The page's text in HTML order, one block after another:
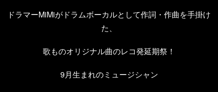
ドラマーMiMiがドラムボーカルとして作詞・作曲を手掛け
た、
歌ものオリジナル曲のレコ発延期祭！
9月生まれのミュージシャン